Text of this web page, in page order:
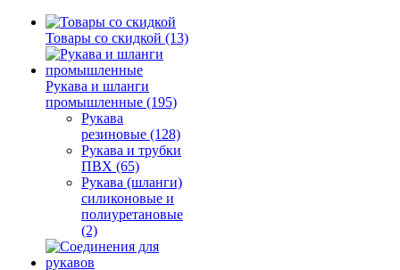
Товары со скидкой (13)
Рукава и шланги
промышленные (195)
Рукава
резиновые (128)
Рукава и трубки
ПВХ (65)
Рукава (шланги)
силиконовые и
полиуретановые
(2)